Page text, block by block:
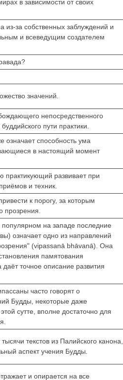
в зависимости от своих
за собственных заблуждений и
и всеведущим создателем
значений.
непосредственного
пути практики.
означает способность ума
в настоящий момент
практикующий развивает при
и техник.
к порогу, за которым
прозрения.
на западе последние
означает одно из направлений
(vipassanā bhāvanā). Она
памятования
точное описание развития
часто говорят о
Будды, некоторые даже
сутте, вполне достаточно для
текстов из Палийского канона,
аспект учения Будды.
и опирается на все